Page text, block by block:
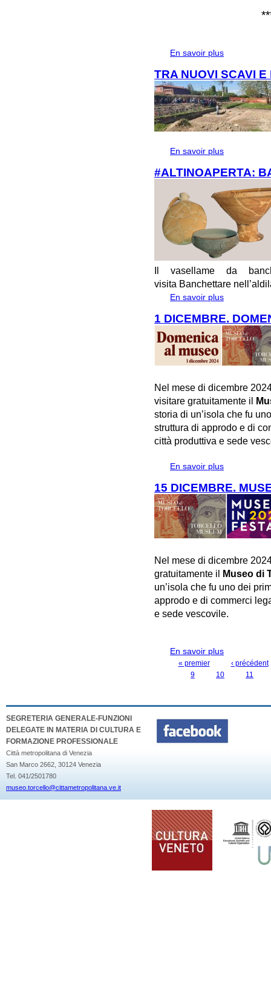
En savoir plus
TRA NUOVI SCAVI
En savoir plus
#ALTINOAPERTA:
Il vasellame da
visita Banchettare
En savoir plus
1 DICEMBRE.
Nel mese di dicembre
visitare gratuitamente il
storia di un’isola che fu
struttura di approdo e di
città produttiva e sede
En savoir plus
15 DICEMBRE.
Nel mese di dicembre
gratuitamente il Museo di
un’isola che fu uno dei
approdo e di commerci
e sede vescovile.
En savoir plus
« premier
‹ précédent
9
10 11
SEGRETERIA GENERALE-FUNZIONI
DELEGATE IN MATERIA DI CULTURA E
FORMAZIONE PROFESSIONALE
Città metropolitana di Venezia
San Marco 2662, 30124 Venezia
Tel. 041/2501780
museo.torcello@cittametropolitana.ve.it